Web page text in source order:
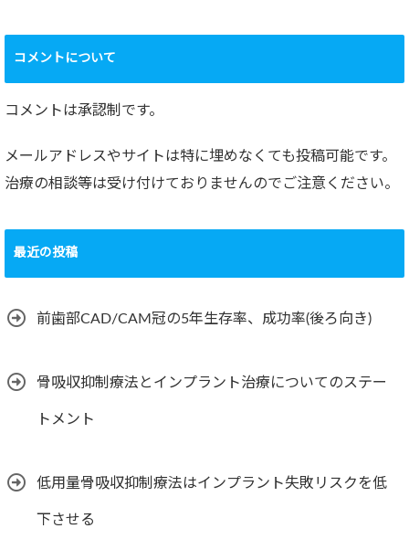
コメントについて
コメントは承認制です。
メールアドレスやサイトは特に埋めなくても投稿可能です。
治療の相談等は受け付けておりませんのでご注意ください。
最近の投稿
前歯部CAD/CAM冠の5年生存率、成功率(後ろ向き)
骨吸収抑制療法とインプラント治療についてのステー
トメント
低用量骨吸収抑制療法はインプラント失敗リスクを低
下させる